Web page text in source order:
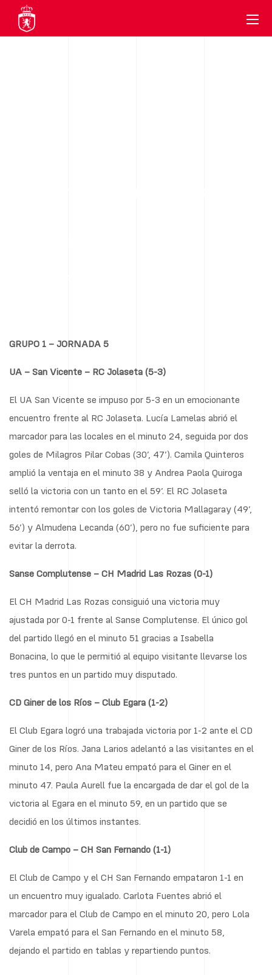
GRUPO 1 – JORNADA 5
UA – San Vicente – RC Jolaseta (5-3)
El UA San Vicente se impuso por 5-3 en un emocionante
encuentro frente al RC Jolaseta. Lucía Lamelas abrió el
marcador para las locales en el minuto 24, seguida por dos
goles de Milagros Pilar Cobas (30’, 47’). Camila Quinteros
amplió la ventaja en el minuto 38 y Andrea Paola Quiroga
selló la victoria con un tanto en el 59’. El RC Jolaseta
intentó remontar con los goles de Victoria Mallagaray (49’,
56’) y Almudena Lecanda (60’), pero no fue suficiente para
evitar la derrota.
Sanse Complutense – CH Madrid Las Rozas (0-1)
El CH Madrid Las Rozas consiguió una victoria muy
ajustada por 0-1 frente al Sanse Complutense. El único gol
del partido llegó en el minuto 51 gracias a Isabella
Bonacina, lo que le permitió al equipo visitante llevarse los
tres puntos en un partido muy disputado.
CD Giner de los Ríos – Club Egara (1-2)
El Club Egara logró una trabajada victoria por 1-2 ante el CD
Giner de los Ríos. Jana Larios adelantó a las visitantes en el
minuto 14, pero Ana Mateu empató para el Giner en el
minuto 47. Paula Aurell fue la encargada de dar el gol de la
victoria al Egara en el minuto 59, en un partido que se
decidió en los últimos instantes.
Club de Campo – CH San Fernando (1-1)
El Club de Campo y el CH San Fernando empataron 1-1 en
un encuentro muy igualado. Carlota Fuentes abrió el
marcador para el Club de Campo en el minuto 20, pero Lola
Varela empató para el San Fernando en el minuto 58,
dejando el partido en tablas y repartiendo puntos.